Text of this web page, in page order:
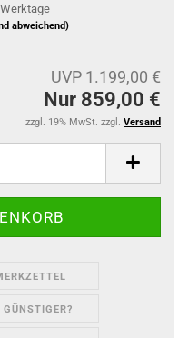
abweichend)
UVP 1.199,00 €
Nur 859,00 €
zzgl. 19% MwSt. zzgl. Versand
GÜNSTIGER?